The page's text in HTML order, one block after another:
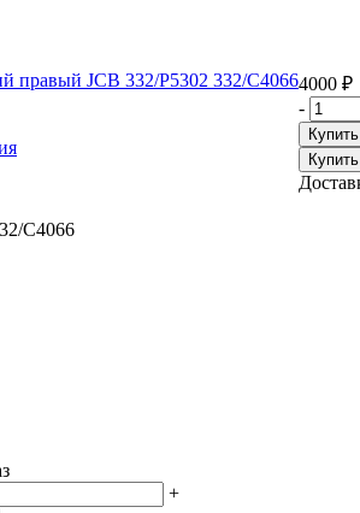
правый JCB 332/P5302 332/C4066
C4066
4000 ₽
-
Купить
+